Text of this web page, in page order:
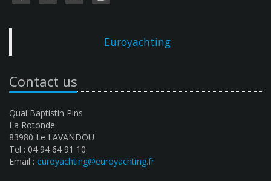
Euroyachting
Contact us
Quai Baptistin Pins
La Rotonde
83980 Le LAVANDOU
Tel : 04 94 64 91 10
Email : euroyachting@euroyachting.fr